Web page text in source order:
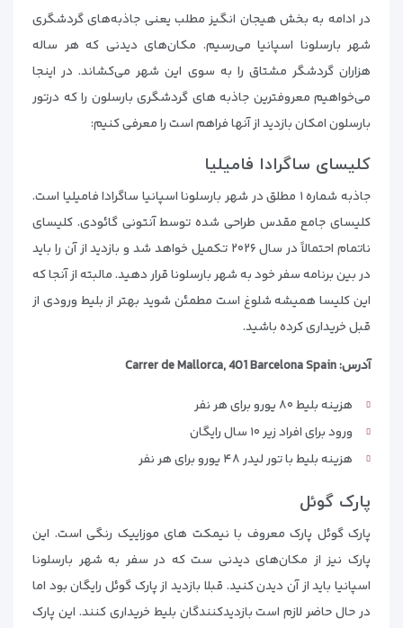
در ادامه به بخش هیجان انگیز مطلب یعنی جاذبه‌های گردشگری
شهر بارسلونا اسپانیا می‌رسیم. مکان‌های دیدنی که هر ساله
هزاران گردشگر مشتاق را به سوی این شهر می‌کشاند. در اینجا
می‌خواهیم معروفترین جاذبه های گردشگری بارسلون را که درتور
بارسلون امکان بازدید از آنها فراهم است را معرفی کنیم:
کلیسای ساگرادا فامیلیا
جاذبه شماره ۱ مطلق در شهر بارسلونا اسپانیا ساگرادا فامیلیا است.
کلیسای جامع مقدس طراحی شده توسط آنتونی گائودی. کلیسای
ناتمام احتمالاً در سال ۲۰۲۶ تکمیل خواهد شد و بازدید از آن را باید
در بین برنامه سفر خود به شهر بارسلونا قرار دهید. مالبته از آنجا که
این کلیسا همیشه شلوغ است مطمئن شوید بهتر از بلیط ورودی از
قبل خریداری کرده باشید.
آدرس: Carrer de Mallorca, 401 Barcelona Spain
هزینه بلیط ۸۰ یورو برای هر نفر
ورود برای افراد زیر ۱۰ سال رایگان
هزینه بلیط با تور لیدر ۴۸ یورو برای هر نفر
پارک گوئل
پارک گوئل پارک معروف با نیمکت های موزاییک رنگی است. این
پارک نیز از مکان‌های دیدنی ست که در سفر به شهر بارسلونا
اسپانیا باید از آن دیدن کنید. قبلا بازدید از پارک گوئل رایگان بود اما
در حال حاضر لازم است بازدیدکنندگان بلیط خریداری کنند. این پارک